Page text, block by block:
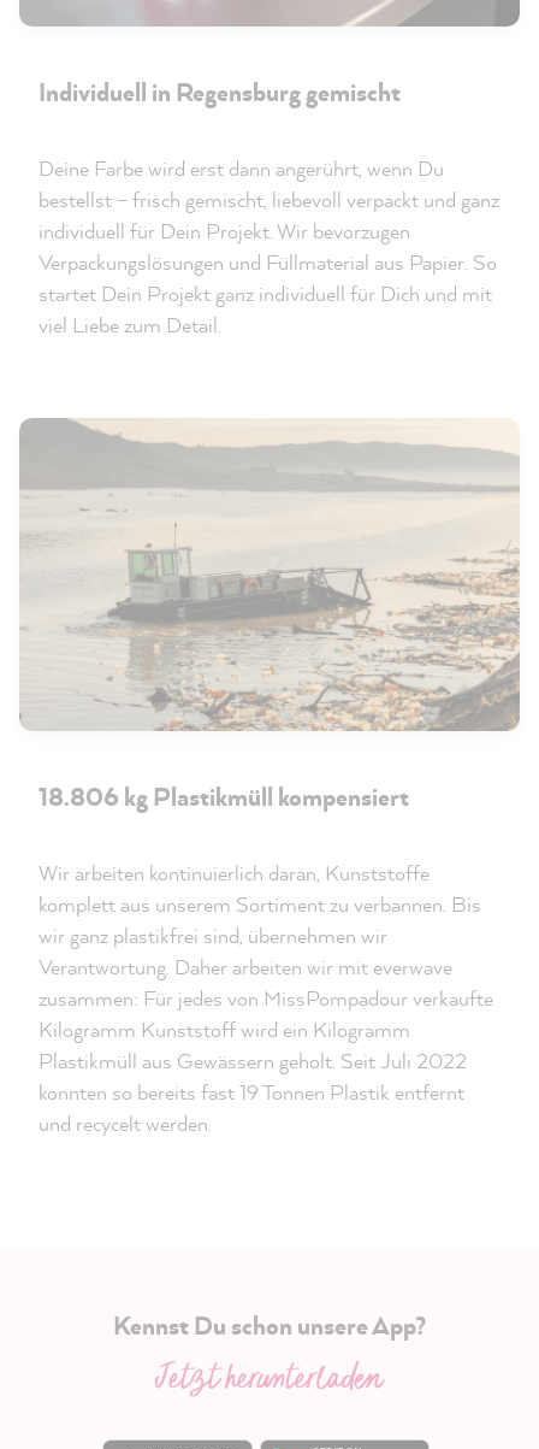
Individuell in Regensburg gemischt
Deine Farbe wird erst dann angerührt, wenn Du
bestellst – frisch gemischt, liebevoll verpackt und ganz
individuell für Dein Projekt. Wir bevorzugen
Verpackungslösungen und Füllmaterial aus Papier. So
startet Dein Projekt ganz individuell für Dich und mit
viel Liebe zum Detail.
18.806 kg Plastikmüll kompensiert
Wir arbeiten kontinuierlich daran, Kunststoffe
komplett aus unserem Sortiment zu verbannen. Bis
wir ganz plastikfrei sind, übernehmen wir
Verantwortung. Daher arbeiten wir mit everwave
zusammen: Für jedes von MissPompadour verkaufte
Kilogramm Kunststoff wird ein Kilogramm
Plastikmüll aus Gewässern geholt. Seit Juli 2022
konnten so bereits fast 19 Tonnen Plastik entfernt
und recycelt werden.
Kennst Du schon unsere App?
Jetzt herunterladen